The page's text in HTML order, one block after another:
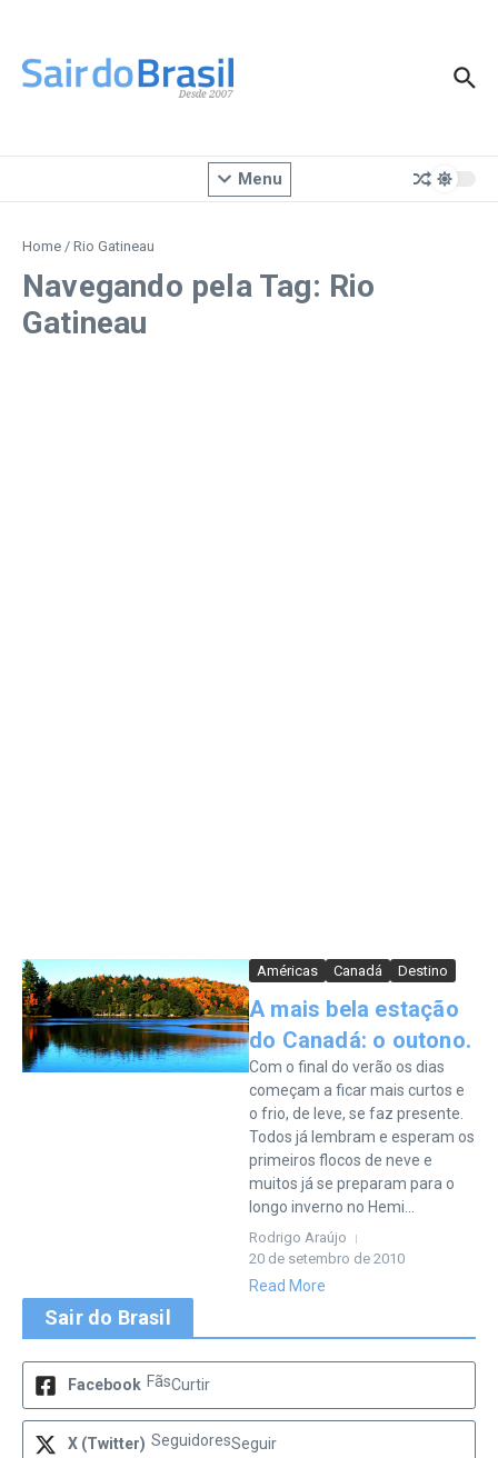
Menu
Home / Rio Gatineau
Navegando pela Tag: Rio
Gatineau
Américas Canadá Destino
A mais bela estação
do Canadá: o outono.
Com o final do verão os dias
começam a ficar mais curtos e
o frio, de leve, se faz presente.
Todos já lembram e esperam os
primeiros flocos de neve e
muitos já se preparam para o
longo inverno no Hemi...
Rodrigo Araújo
20 de setembro de 2010
Read More
Sair do Brasil
Facebook FãsCurtir
X (Twitter) SeguidoresSeguir